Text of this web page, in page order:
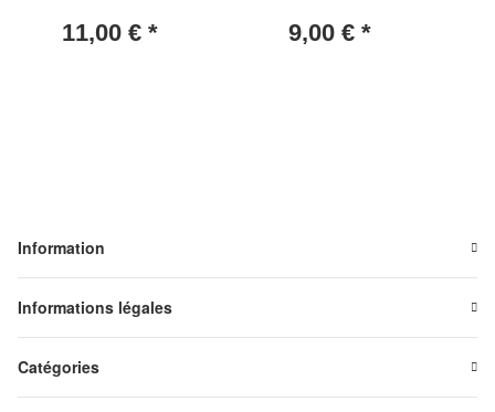
11,00 € * 9,00 € *
Information
Informations légales
Catégories